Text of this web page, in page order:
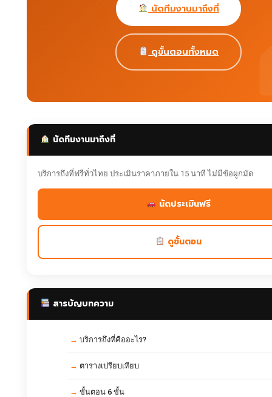
นัดทีมงานมาถึงที่
ดูขั้นตอนทั้งหมด
นัดทีมงานมาถึงที่
บริการถึงที่ฟรีทั่วไทย ประเมินราคาภายใน 15 นาที ไม่มีข้อผูกมัด
นัดประเมินฟรี
ดูขั้นตอน
สารบัญบทความ
บริการถึงที่คืออะไร?
ตารางเปรียบเทียบ
ขั้นตอน 6 ขั้น